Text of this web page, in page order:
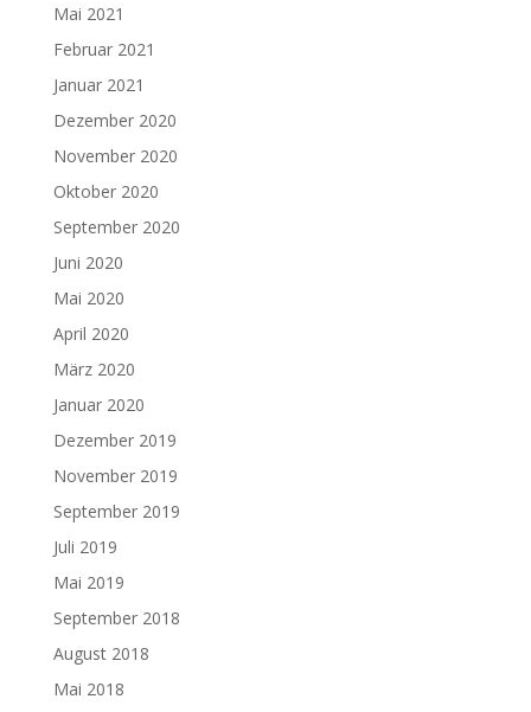
Mai 2021
Februar 2021
Januar 2021
Dezember 2020
November 2020
Oktober 2020
September 2020
Juni 2020
Mai 2020
April 2020
März 2020
Januar 2020
Dezember 2019
November 2019
September 2019
Juli 2019
Mai 2019
September 2018
August 2018
Mai 2018